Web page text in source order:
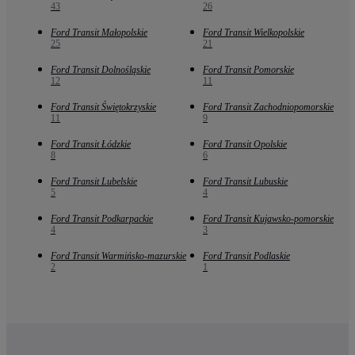
43
26
Ford Transit Małopolskie
25
Ford Transit Wielkopolskie
21
Ford Transit Dolnośląskie
12
Ford Transit Pomorskie
11
Ford Transit Świętokrzyskie
11
Ford Transit Zachodniopomorskie
9
Ford Transit Łódzkie
8
Ford Transit Opolskie
6
Ford Transit Lubelskie
5
Ford Transit Lubuskie
4
Ford Transit Podkarpackie
4
Ford Transit Kujawsko-pomorskie
3
Ford Transit Warmińsko-mazurskie
2
Ford Transit Podlaskie
1